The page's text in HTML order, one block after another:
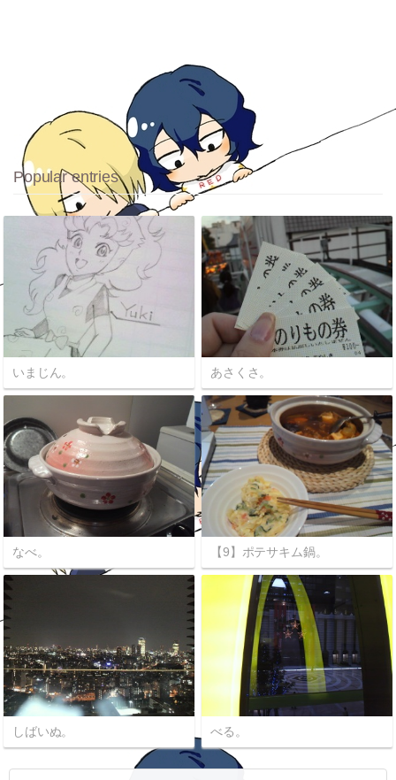
Popular entries
いまじん。 あさくさ。
なべ。 【9】ポテサキム鍋。
しばいぬ。 べる。